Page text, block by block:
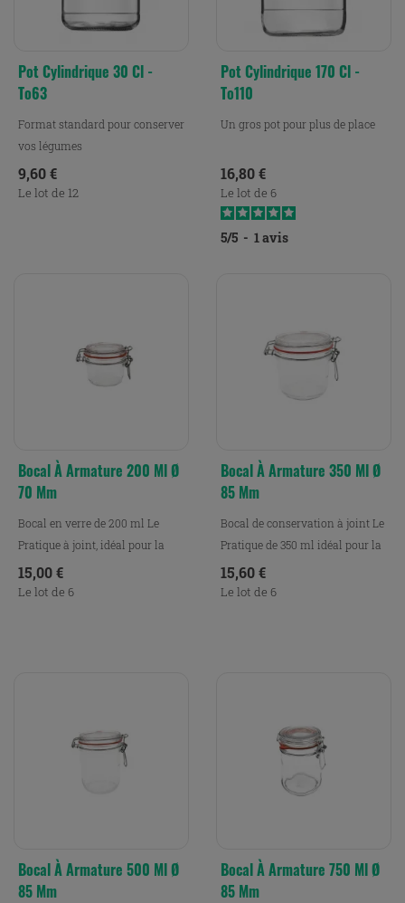
Pot Cylindrique 30 Cl -
To63
Format standard pour conserver
vos légumes
Prix
9,60 €
Le lot de 12
Pot Cylindrique 170 Cl -
To110
Un gros pot pour plus de place
Prix
16,80 €
Le lot de 6
5/5 - 1avis
Bocal À Armature 200 Ml Ø
70 Mm
Bocal en verre de 200 ml Le
Pratique à joint, idéal pour la
conservation, la...
Prix
15,00 €
Le lot de 6
Bocal À Armature 350 Ml Ø
85 Mm
Bocal de conservation à joint Le
Pratique de 350 ml idéal pour la
conservation,...
Prix
15,60 €
Le lot de 6
Bocal À Armature 500 Ml Ø
85 Mm
Bocal À Armature 750 Ml Ø
85 Mm